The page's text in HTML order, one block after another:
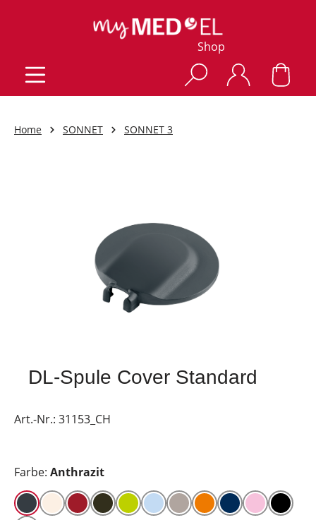
Shop
Home SONNET SONNET 3
DL-Spule Cover Standard
Art.-Nr.: 31153_CH
Farbe: Anthrazit